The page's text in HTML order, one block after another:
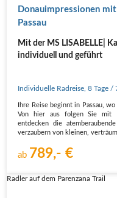
Donauimpressionen
Passau
Mit der MS LISABELLE|
individuell und geführt
Individuelle Radreise,8 Tage/
Ihre Reise beginnt in Passau,
Von hier aus folgen Sie mit
entdecken die
verzaubern von kleinen,
ab 789,- €
Radler auf dem Parenzana Trail